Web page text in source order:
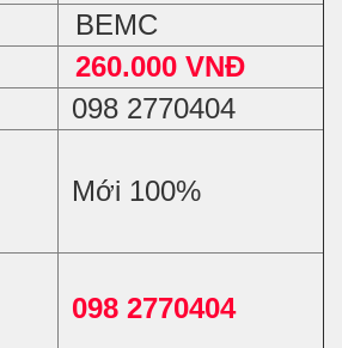
BEMC
260.000 VNĐ
098 2770404
Mới 100%
098 2770404